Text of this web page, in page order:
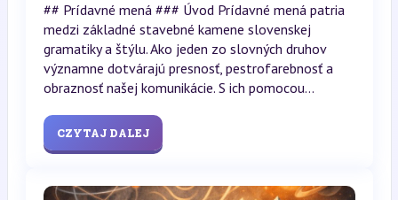
## Prídavné mená ### Úvod Prídavné mená patria
medzi základné stavebné kamene slovenskej
gramatiky a štýlu. Ako jeden zo slovných druhov
významne dotvárajú presnosť, pestrofarebnosť a
obraznosť našej komunikácie. S ich pomocou...
CZYTAJ DALEJ